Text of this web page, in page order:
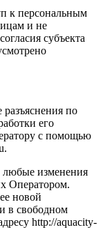
к персональным
и не
субъекта
по
его
с помощью
любые изменения
Оператором.
новой
в свободном
http://aquacity-